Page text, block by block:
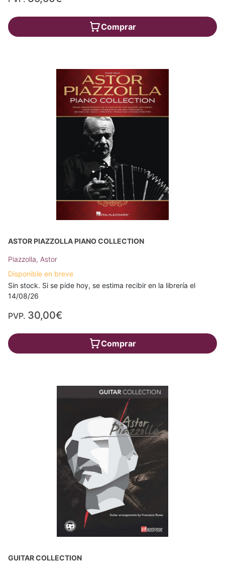
Comprar
ASTOR PIAZZOLLA PIANO COLLECTION
Piazzolla, Astor
Disponible en breve
Sin stock. Si se pide hoy, se estima recibir en la librería el
14/08/26
PVP. 30,00€
Comprar
GUITAR COLLECTION